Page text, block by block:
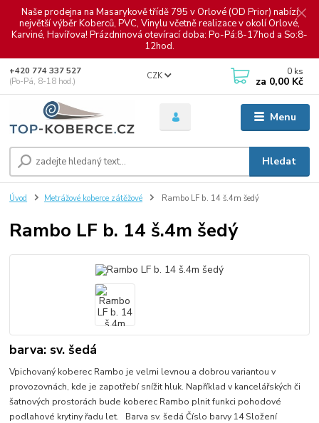
Naše prodejna na Masarykově třídě 795 v Orlové (OD Prior) nabízí
největší výběr Koberců, PVC, Vinylu včetně realizace v okolí Orlové,
Karviné, Havířova! Prázdninová otevírací doba: Po-Pá:8-17hod a So:8-
12hod.
Menu
CZK
Hledat
+420 774 337 527
(Po-Pá, 8-18 hod.)
0 ks
za 0,00 Kč
Úvod Metrážové koberce zátěžové Rambo LF b. 14 š.4m šedý
Rambo LF b. 14 š.4m šedý
barva: sv. šedá
Vpichovaný koberec Rambo je velmi levnou a dobrou variantou v
provozovnách, kde je zapotřebí snížit hluk. Například v kancelářských či
šatnových prostorách bude koberec Rambo plnit funkci pohodové
podlahové krytiny řadu let. Barva sv. šedá Číslo barvy 14 Složení